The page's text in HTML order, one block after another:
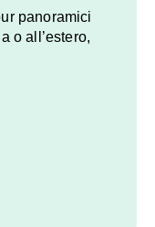
panoramici
o all’estero,